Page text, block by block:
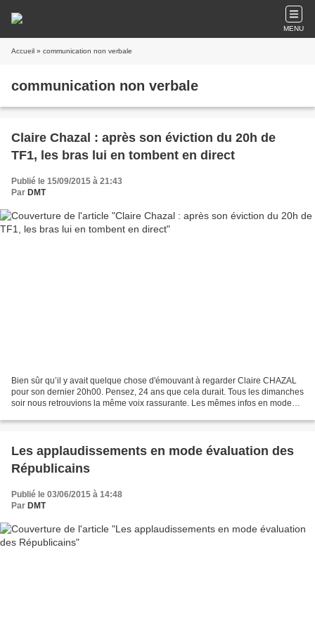
MENU
Accueil » communication non verbale
communication non verbale
Claire Chazal : après son éviction du 20h de
TF1, les bras lui en tombent en direct
Publié le 15/09/2015 à 21:43
Par DMT
Bien sûr qu’il y avait quelque chose d'émouvant à regarder Claire CHAZAL
pour son dernier 20h00. Pensez, 24 ans que cela durait. Tous les dimanches
soir nous retrouvions la même voix rassurante. Les mêmes infos en mode
Les applaudissements en mode évaluation des
Républicains
Publié le 03/06/2015 à 14:48
Par DMT